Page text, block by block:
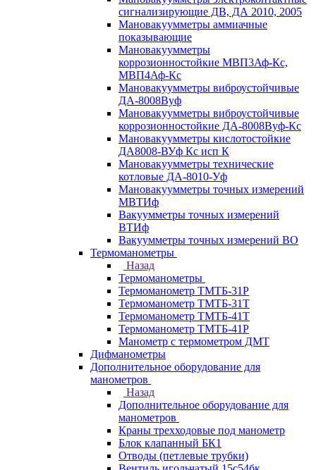
сигнализирующие ДВ, ДА 2010, 2005
Мановакуумметры аммиачные
показывающие
Мановакуумметры
коррозионностойкие МВП3Аф-Кс,
МВП4Аф-Кс
Мановакуумметры виброустойчивые
ДА-8008Вуф
Мановакуумметры виброустойчивые
коррозионностойкие ДА-8008Вуф-Кс
Мановакуумметры кислотостойкие
ДА8008-ВУф Кс исп К
Мановакуумметры технические
котловые ДА-8010-Уф
Мановакуумметры точных измерений
МВТИф
Вакуумметры точных измерений
ВТИф
Вакуумметры точных измерений ВО
Термоманометры
Назад
Термоманометры
Термоманометр ТМТБ-31Р
Термоманометр ТМТБ-31Т
Термоманометр ТМТБ-41Т
Термоманометр ТМТБ-41Р
Манометр с термометром ДМТ
Дифманометры
Дополнительное оборудование для
манометров
Назад
Дополнительное оборудование для
манометров
Краны трехходовые под манометр
Блок клапанный БК1
Отводы (петлевые трубки)